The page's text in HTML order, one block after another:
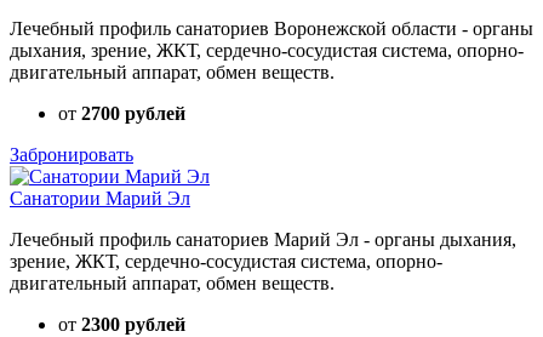
Лечебный профиль санаториев Воронежской области - органы
дыхания, зрение, ЖКТ, сердечно-сосудистая система, опорно-
двигательный аппарат, обмен веществ.
от 2700 рублей
Забронировать
Санатории Марий Эл
Лечебный профиль санаториев Марий Эл - органы дыхания,
зрение, ЖКТ, сердечно-сосудистая система, опорно-
двигательный аппарат, обмен веществ.
от 2300 рублей